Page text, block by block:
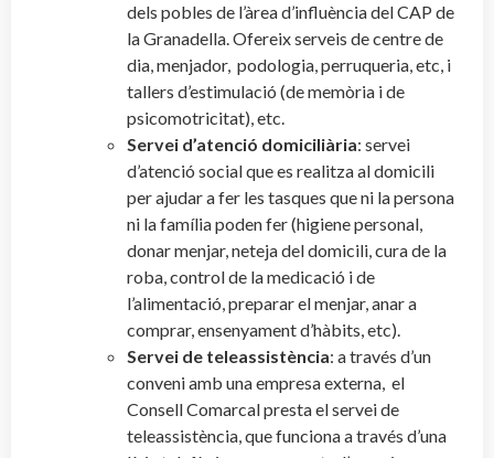
dels pobles de l’àrea d’influència del CAP de
la Granadella. Ofereix serveis de centre de
dia, menjador, podologia, perruqueria, etc, i
tallers d’estimulació (de memòria i de
psicomotricitat), etc.
Servei d’atenció domiciliària: servei
d’atenció social que es realitza al domicili
per ajudar a fer les tasques que ni la persona
ni la família poden fer (higiene personal,
donar menjar, neteja del domicili, cura de la
roba, control de la medicació i de
l’alimentació, preparar el menjar, anar a
comprar, ensenyament d’hàbits, etc).
Servei de teleassistència: a través d’un
conveni amb una empresa externa, el
Consell Comarcal presta el servei de
teleassistència, que funciona a través d’una